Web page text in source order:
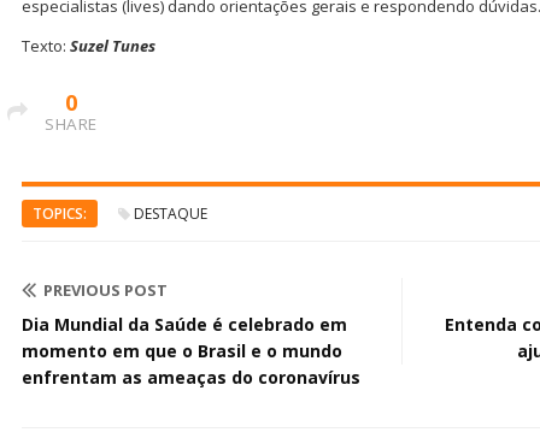
especialistas (lives) dando orientações gerais e respondendo dúvidas.
Texto: Suzel Tunes
0
SHARE
TOPICS: DESTAQUE
PREVIOUS POST
Dia Mundial da Saúde é celebrado em
momento em que o Brasil e o mundo
enfrentam as ameaças do coronavírus
Entenda